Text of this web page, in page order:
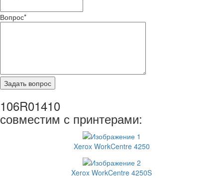
Вопрос*
106R01410
совместим с принтерами:
Xerox WorkCentre 4250
Xerox WorkCentre 4250S